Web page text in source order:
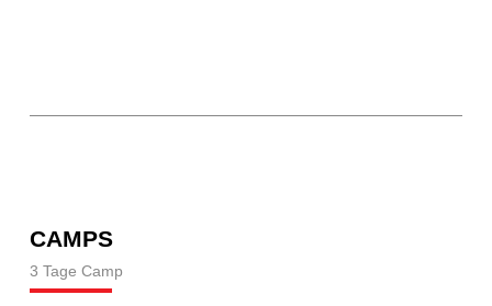
CAMPS
3 Tage Camp